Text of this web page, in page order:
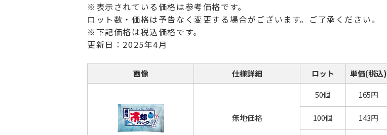
※表示されている価格は参考価格です。
ロット数・価格は予告なく変更する場合がございます。ご了承ください。
※下記価格は税込価格です。
更新日：2025年4月
画像 仕様詳細 ロット 単価(税込)
無地価格
50個 165円
100個 143円